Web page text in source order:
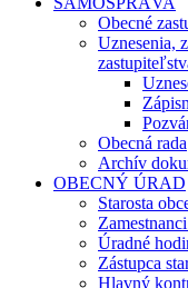
Obecné
Uznesenia,
Obecná rada
Archív
OBECNÝ ÚRAD
Starosta
Úradné
Zástupca
Hlavný